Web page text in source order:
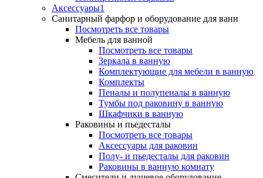
Аксессуары1
Санитарный фарфор и оборудование для ванн
Посмотреть все товары
Мебель для ванной
Посмотреть все товары
Зеркала в ванную
Комплектующие для мебели в ванную
Комплекты
Пеналы и полупеналы в ванную
Тумбы под раковину в ванную
Шкафчики в ванную
Раковины и пьедесталы
Посмотреть все товары
Аксессуары для раковин
Полу- и пьедесталы для раковин
Раковины в ванную комнату